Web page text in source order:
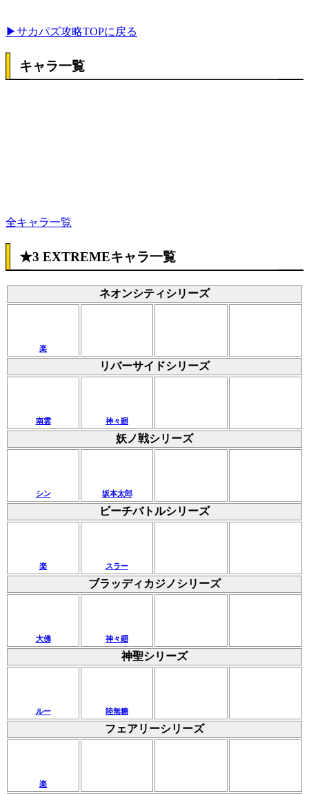
▶サカパズ攻略TOPに戻る
キャラ一覧
全キャラ一覧
★3 EXTREMEキャラ一覧
ネオンシティシリーズ
楽
リバーサイドシリーズ
南雲 神々廻
妖ノ戦シリーズ
シン 坂本太郎
ビーチバトルシリーズ
楽 スラー
ブラッディカジノシリーズ
大佛 神々廻
神聖シリーズ
ルー 陸無糖
フェアリーシリーズ
楽